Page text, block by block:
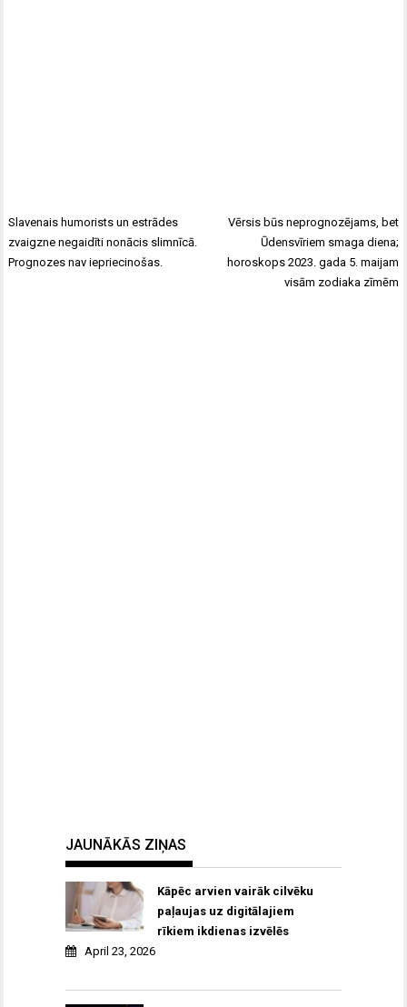
Slavenais humorists un estrādes
zvaigzne negaidīti nonācis slimnīcā.
Prognozes nav iepriecinošas.
Vērsis būs neprognozējams, bet
Ūdensvīriem smaga diena;
horoskops 2023. gada 5. maijam
visām zodiaka zīmēm
JAUNĀKĀS ZIŅAS
Kāpēc arvien vairāk cilvēku
paļaujas uz digitālajiem
rīkiem ikdienas izvēlēs
April 23, 2026